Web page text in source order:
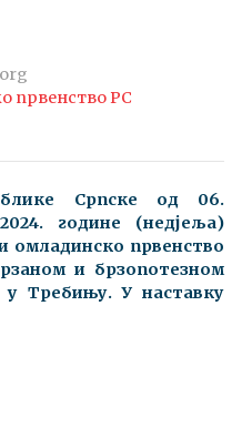
првенство РС
Српске oд 06.
године (недјеља)
омладинско првенство
и брзопотезном
Требињу. У наставку